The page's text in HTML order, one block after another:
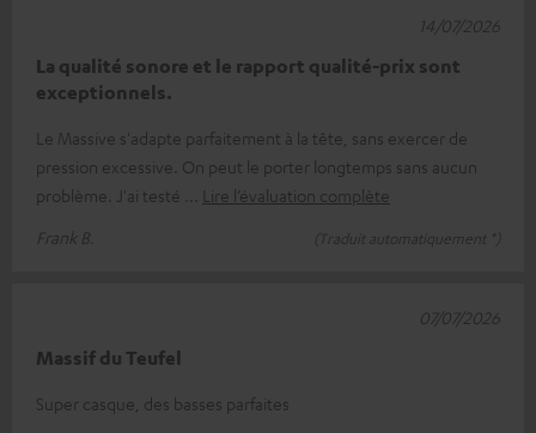
La qualité sonore et le rapport qualité-prix sont
exceptionnels.
Le Massive s'adapte parfaitement à la tête, sans exercer de
pression excessive. On peut le porter longtemps sans aucun
problème. J'ai testé
Lire l’évaluation complète
Frank B.
(Traduit automatiquement *)
14/07/2026
Massif du Teufel
Super casque, des basses parfaites
07/07/2026